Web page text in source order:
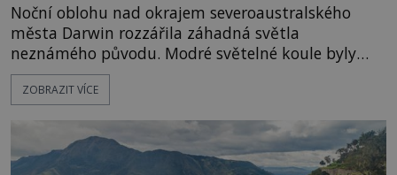
Noční oblohu nad okrajem severoaustralského
města Darwin rozzářila záhadná světla
neznámého původu. Modré světelné koule byly
viditelné nejméně dvacet minut, během nichž se
opakovaně objevovaly a zase mizely. Svědek, který
mohlo jít o návštěvu ze světa duchů. Záhadný
záznam okamžitě rozpoutal deb
ZOBRAZIT VÍCE